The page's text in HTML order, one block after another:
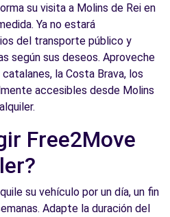
BARCELONA -
10.8
km
-
10.9
km
su visita a Molins de Rei en
Ya no estará
del transporte público y
según sus deseos. Aproveche
la Costa Brava, los
accesibles desde Molins
Free2Move
su vehículo por un día, un fin
Adapte la duración del